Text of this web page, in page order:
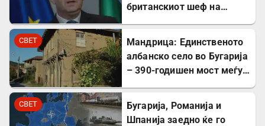
британскиот шеф на
СВЕТ
Мандрица: Единственото
албанско село во Бугарија
– 390-годишен мост меѓу
СВЕТ
Бугарија, Романија и
Шпанија заедно ќе го